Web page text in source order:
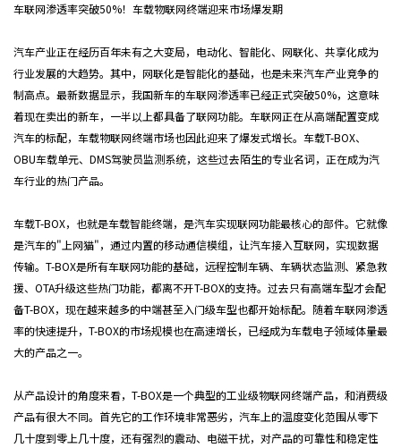
车联网渗透率突破50%！车载物联网终端迎来市场爆发期
汽车产业正在经历百年未有之大变局，电动化、智能化、网联化、共享化成为
行业发展的大趋势。其中，网联化是智能化的基础，也是未来汽车产业竞争的
制高点。最新数据显示，我国新车的车联网渗透率已经正式突破50%，这意味
着现在卖出的新车，一半以上都具备了联网功能。车联网正在从高端配置变成
汽车的标配，车载物联网终端市场也因此迎来了爆发式增长。车载T-BOX、
OBU车载单元、DMS驾驶员监测系统，这些过去陌生的专业名词，正在成为汽
车行业的热门产品。
车载T-BOX，也就是车载智能终端，是汽车实现联网功能最核心的部件。它就像
是汽车的"上网猫"，通过内置的移动通信模组，让汽车接入互联网，实现数据
传输。T-BOX是所有车联网功能的基础，远程控制车辆、车辆状态监测、紧急救
援、OTA升级这些热门功能，都离不开T-BOX的支持。过去只有高端车型才会配
备T-BOX，现在越来越多的中端甚至入门级车型也都开始标配。随着车联网渗透
率的快速提升，T-BOX的市场规模也在高速增长，已经成为车载电子领域体量最
大的产品之一。
从产品设计的角度来看，T-BOX是一个典型的工业级物联网终端产品，和消费级
产品有很大不同。首先它的工作环境非常恶劣，汽车上的温度变化范围从零下
几十度到零上几十度，还有强烈的震动、电磁干扰，对产品的可靠性和稳定性